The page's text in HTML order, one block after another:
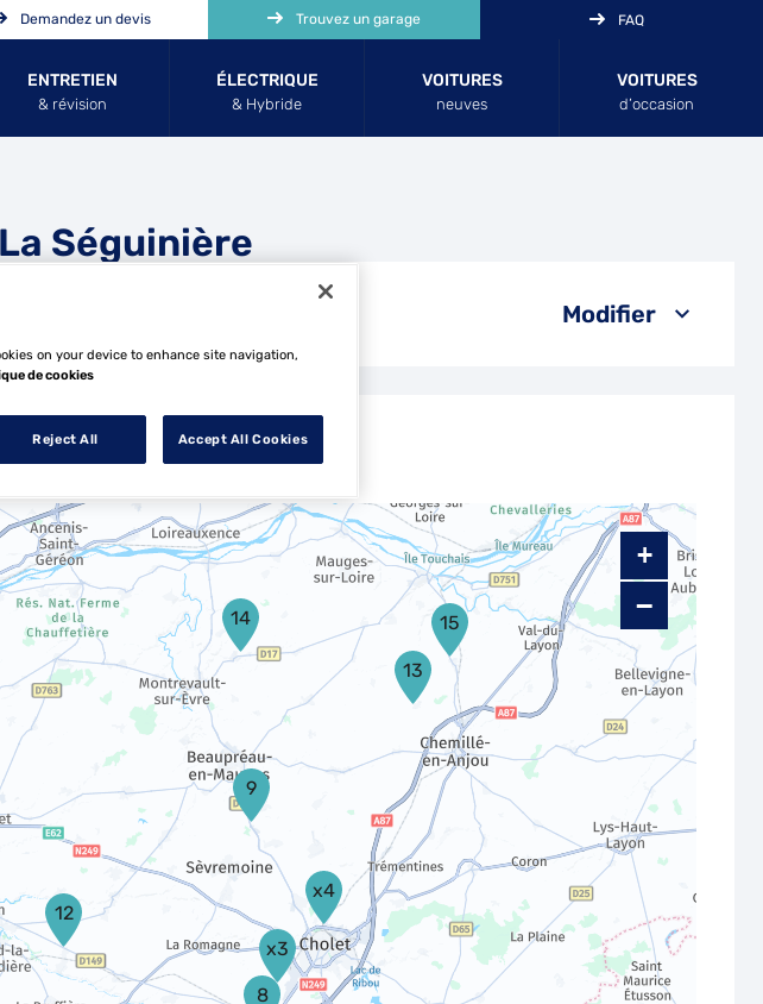
ENTRETIEN
& révision
ÉLECTRIQUE
& Hybride
VOITURES
neuves
VOITURES
d’occasion
Demandez un devis Trouvez un garage FAQ
Séguinière
Modifier
Séguinière
12
14 15
13
9
8
x4
x3
+
−
on your device to enhance site navigation,
de cookies
Reject All Accept All Cookies